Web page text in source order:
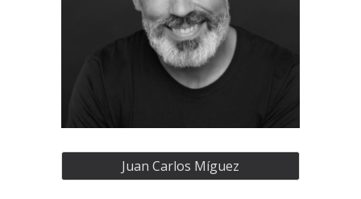
Juan Carlos Míguez